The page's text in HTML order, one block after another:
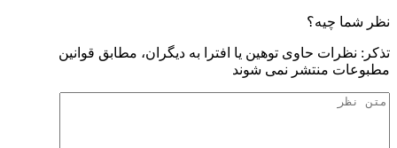
نظر شما چیه؟
تذكر: نظرات حاوی توهين يا افترا به ديگران، مطابق قوانين
مطبوعات منتشر نمی شوند